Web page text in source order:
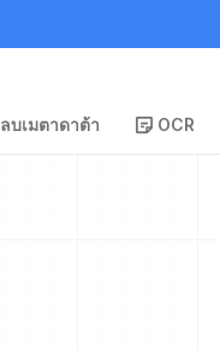
ลบเมตาดาต้า OCR